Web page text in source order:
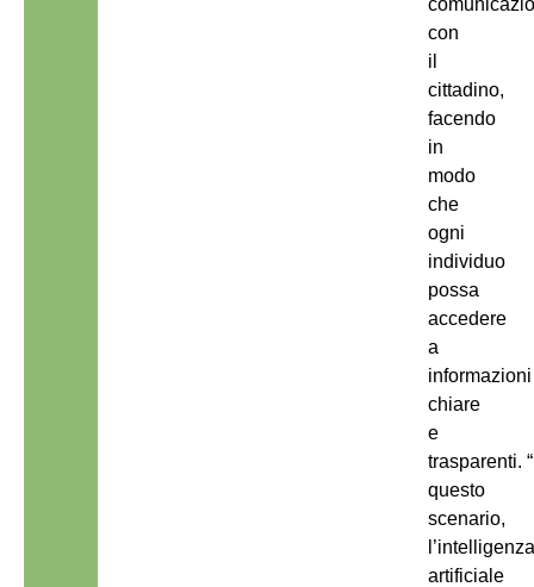
con
il
cittadino,
facendo
in
modo
che
ogni
individuo
possa
accedere
a
informazioni
chiare
e
trasparenti.
questo
scenario,
artificiale